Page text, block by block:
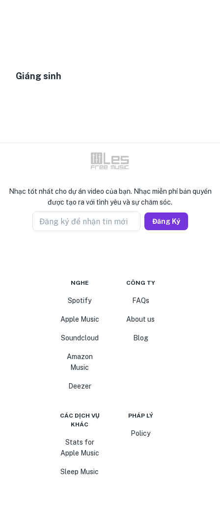
Giáng sinh
Nhạc tốt nhất cho dự án video của bạn. Nhạc miễn phí bản quyền
được tạo ra với tình yêu và sự chăm sóc.
Đăng ký để nhận tin mới Đăng Ký
NGHE
Spotify
Apple Music
Soundcloud
Amazon
Music
Deezer
CÔNG TY
FAQs
About us
Blog
CÁC DỊCH VỤ
KHÁC
Stats for
Apple Music
Sleep Music
PHÁP LÝ
Policy